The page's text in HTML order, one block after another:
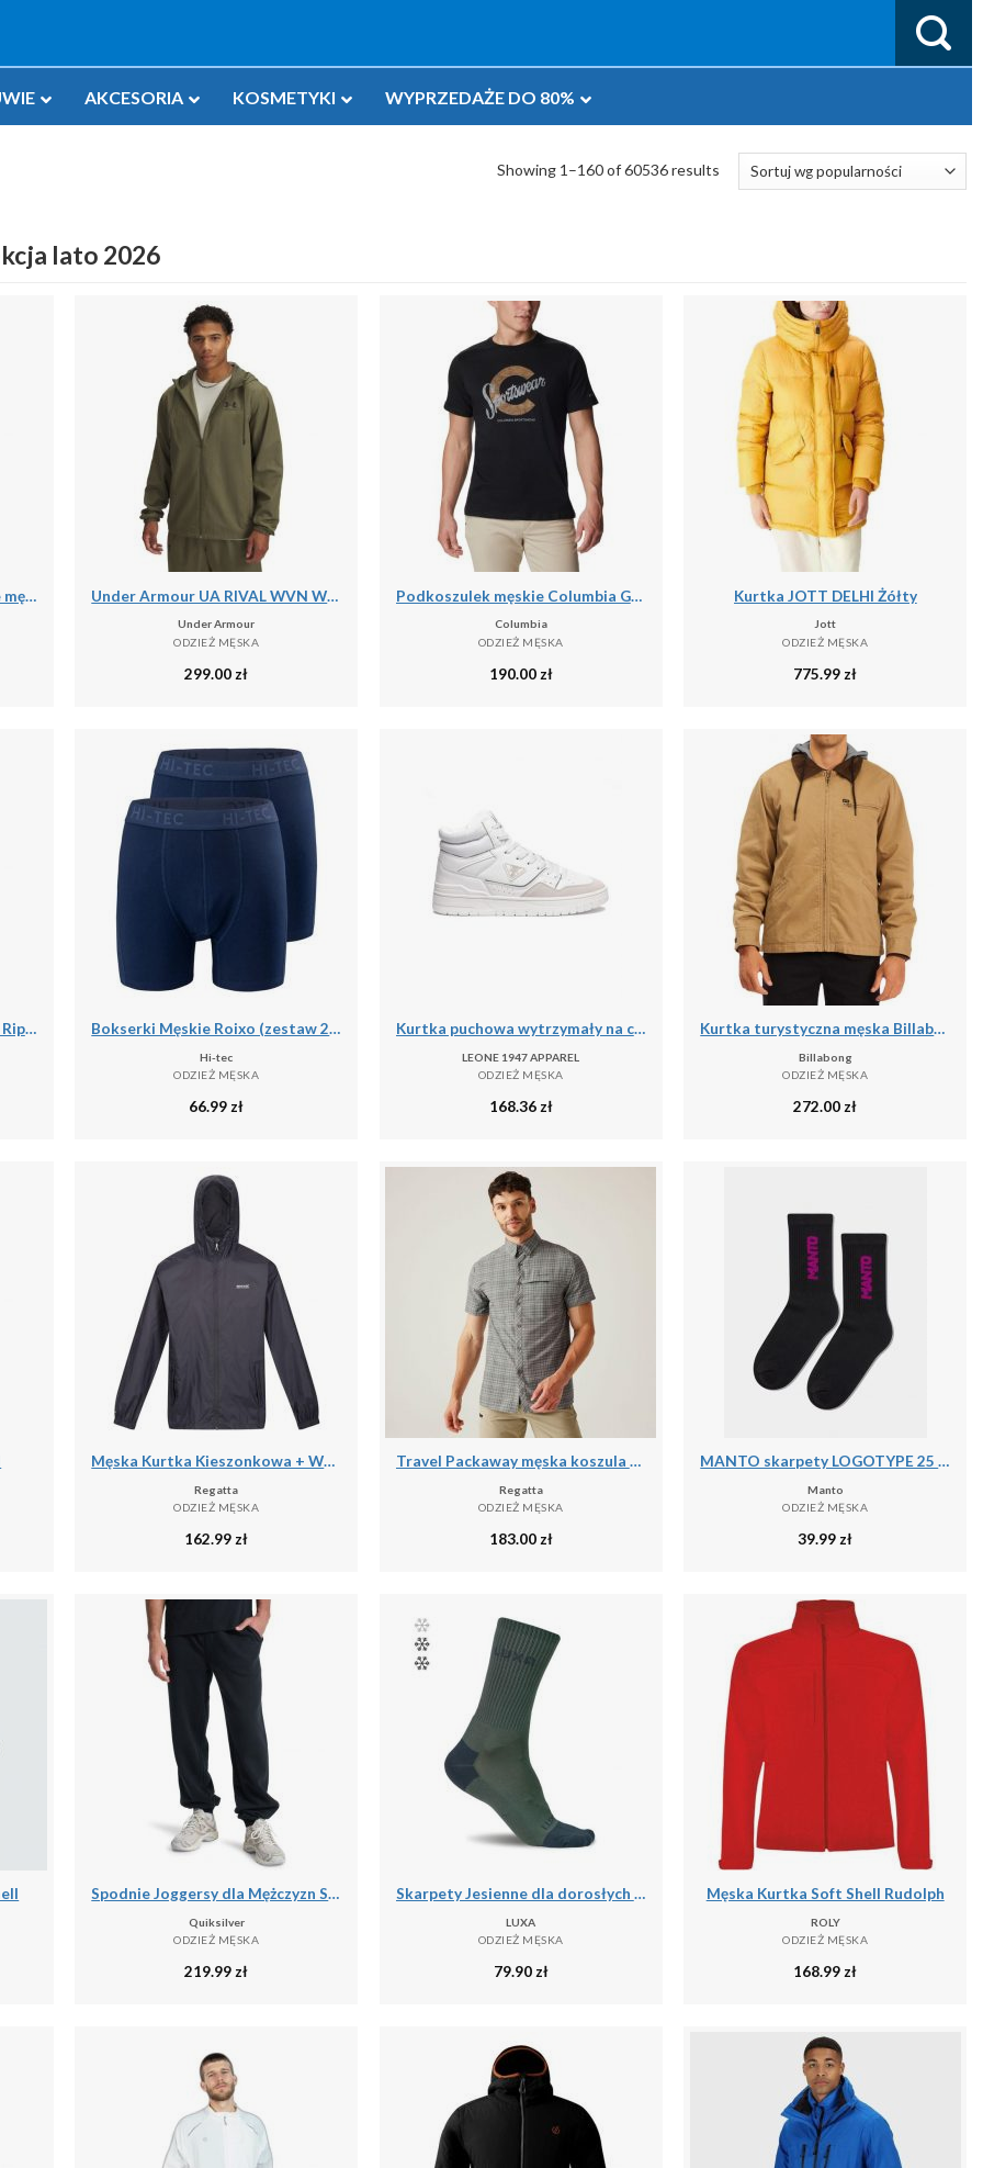
AKCESORIA KOSMETYKI WYPRZEDAŻE DO 80%
Showing 1–160 of 60536 results
lato 2026
Spodnie dresowe treningowe męskie Under Armour Tricot Jogger (1290261-001) Under Armour UA RIVAL WVN WINDBREAKER Kurtka męska
Under Armour
ODZIEŻ MĘSKA
299.00 zł
Podkoszulek męskie Columbia Graphic Casual
Columbia
ODZIEŻ MĘSKA
190.00 zł
Kurtka JOTT DELHI Żółty
Jott
ODZIEŻ MĘSKA
775.99 zł
Spodenki turystyczne męskie Rip Curl Travellers Walkshort granatowe CWADD9 28 Bokserki Męskie Roixo (zestaw 2 Sztuk)
Hi-tec
ODZIEŻ MĘSKA
66.99 zł
Kurtka puchowa wytrzymały na co dzień na siłownię
LEONE 1947 APPAREL
ODZIEŻ MĘSKA
168.36 zł
Kurtka turystyczna męska Billabong Barlow przejściowa
Billabong
ODZIEŻ MĘSKA
272.00 zł
Męska Kurtka Kieszonkowa + Worek Pack It III
Regatta
ODZIEŻ MĘSKA
162.99 zł
Travel Packaway męska koszula z krótkim rękawem
Regatta
ODZIEŻ MĘSKA
183.00 zł
MANTO skarpety LOGOTYPE 25 czarne
Manto
ODZIEŻ MĘSKA
39.99 zł
Spodnie Joggersy dla Mężczyzn SALT WATER
Quiksilver
ODZIEŻ MĘSKA
219.99 zł
Skarpety Jesienne dla dorosłych LUXA Finest
LUXA
ODZIEŻ MĘSKA
79.90 zł
Męska Kurtka Soft Shell Rudolph
ROLY
ODZIEŻ MĘSKA
168.99 zł